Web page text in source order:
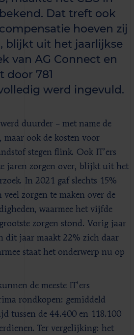
Dat treft ook
compensatie hoeven zij
blijkt uit het jaarlijkse
van AG Connect en
door 781
werd ingevuld.
duurder – met name de
maar ook de kosten voor
stegen flink. Ook IT’ers
jaren zorgen over, blijkt uit het
In 2021 gaf slechts 15%
veel zorgen te maken over de
waarmee het vijfde
zorgen stond. Vorig jaar
dit jaar maakt 22% zich daar
staat het onderwerp nu op
de meeste IT’ers
rondkopen: gemiddeld
tussen de 44.400 en 118.100
Ter vergelijking: het